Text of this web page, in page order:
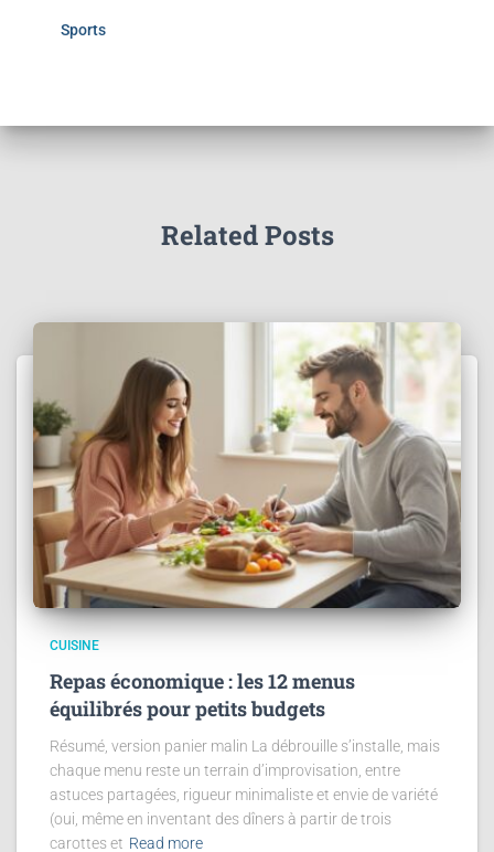
Sports
Related Posts
CUISINE
Repas économique : les 12 menus
équilibrés pour petits budgets
Résumé, version panier malin La débrouille s’installe, mais
chaque menu reste un terrain d’improvisation, entre
astuces partagées, rigueur minimaliste et envie de variété
(oui, même en inventant des dîners à partir de trois
carottes et Read more